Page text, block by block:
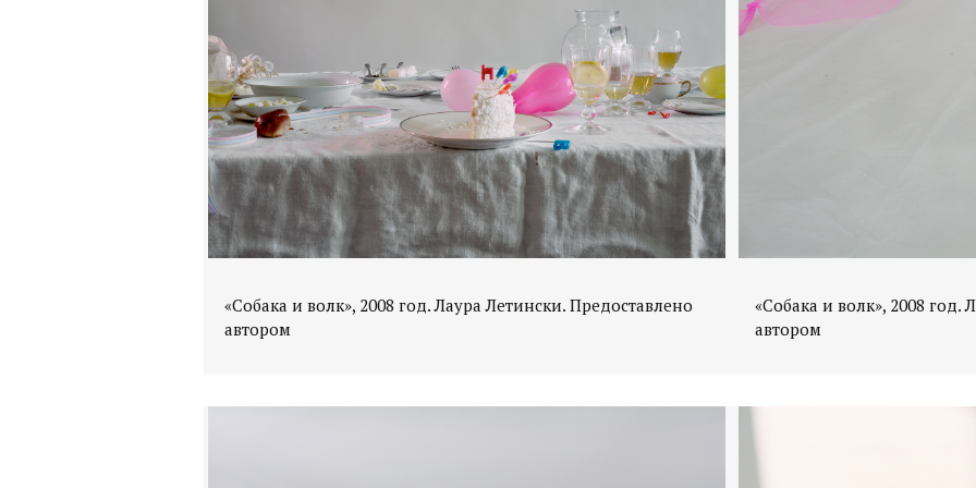
«Собака и волк», 2008 год. Лаура Летински. Предоставлено
автором
«Собака и волк», 2008 год.
автором